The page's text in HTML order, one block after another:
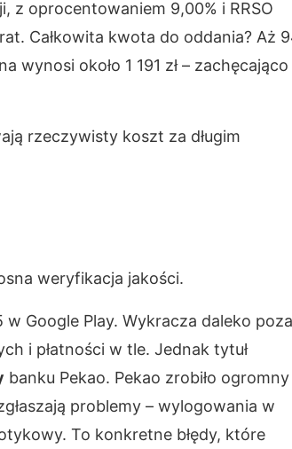
z oprocentowaniem 9,00% i RRSO
Całkowita kwota do oddania? Aż
wynosi około 1 191 zł – zachęcająco
rzeczywisty koszt za długim
weryfikacja jakości.
w Google Play. Wykracza daleko
i płatności w tle. Jednak tytuł
banku Pekao. Pekao zrobiło ogromny
problemy – wylogowania w
To konkretne błędy, które